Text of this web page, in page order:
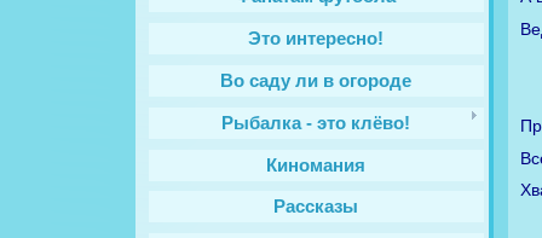
Это интересно!
Во саду ли в огороде
Рыбалка - это клёво!
Киномания
Рассказы